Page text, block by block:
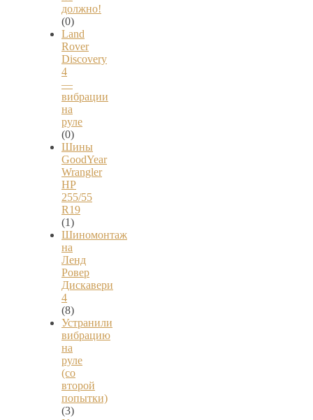
должно!
(0)
Land
Rover
Discovery
4
—
вибрации
на
руле
(0)
Шины
GoodYear
Wrangler
HP
255/55
R19
(1)
Шиномонтаж
на
Ленд
Ровер
Дискавери
4
(8)
Устранили
вибрацию
на
руле
(со
второй
попытки)
(3)